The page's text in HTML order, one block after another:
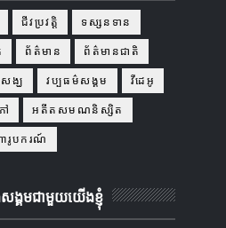
ជីវប្រវត្តិ
ទស្សនទាន
ព័ត៌មាន
ព័ត៌មានជាតិ
សង្ឃ វប្បធម៌សង្គម
វីដេអូ
អតីតសមណនិស្សិត
ារូបករណ៍
ង្គមជាមួយយើងខ្ញុំ